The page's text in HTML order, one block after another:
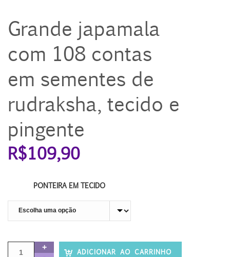
Grande japamala
com 108 contas
em sementes de
rudraksha, tecido e
pingente
R$109,90
PONTEIRA EM TECIDO
ADICIONAR AO CARRINHO